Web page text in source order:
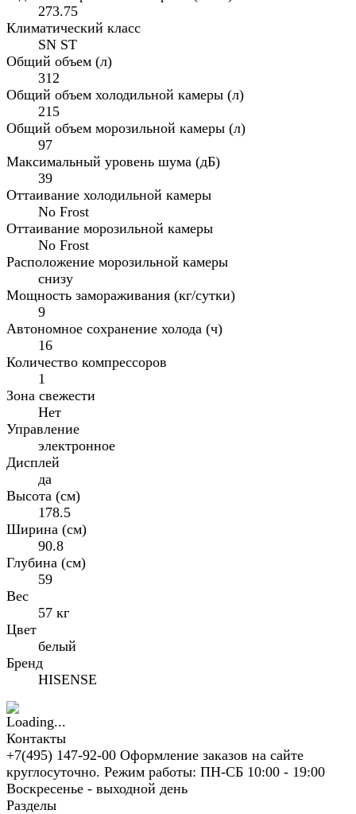
273.75
Климатический класс
SN ST
Общий объем (л)
312
Общий объем холодильной камеры (л)
215
Общий объем морозильной камеры (л)
97
Максимальный уровень шума (дБ)
39
Оттаивание холодильной камеры
No Frost
Оттаивание морозильной камеры
No Frost
Расположение морозильной камеры
снизу
Мощность замораживания (кг/сутки)
9
Автономное сохранение холода (ч)
16
Количество компрессоров
1
Зона свежести
Нет
Управление
электронное
Дисплей
да
Высота (см)
178.5
Ширина (см)
90.8
Глубина (см)
59
Вес
57 кг
Цвет
белый
Бренд
HISENSE
Контакты
+7(495) 147-92-00 Оформление заказов на сайте
круглосуточно. Режим работы: ПН-СБ 10:00 - 19:00
Воскресенье - выходной день
Разделы